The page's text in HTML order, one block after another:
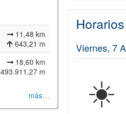
11,48 km
643,21 m
18,60 km
493.911,27 m
más…
Viernes, 7
☀️